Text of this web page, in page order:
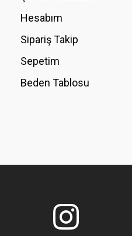
Hesabım
Sipariş Takip
Sepetim
Beden Tablosu